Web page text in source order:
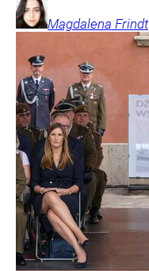
Magdalena Frindt